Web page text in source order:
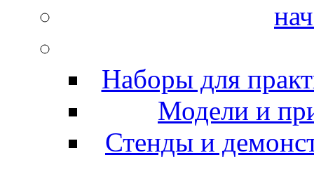
Наборы для
Модели и
Стенды и